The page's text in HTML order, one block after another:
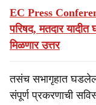
EC Press
परिषद, मतदार
मिळणार उत्तर
तसंच ​सभागृहात
संपूर्ण प्रकरणाची